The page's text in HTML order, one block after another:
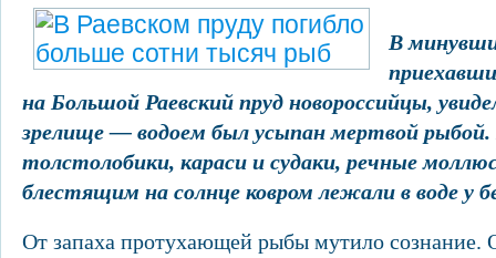
В
на Большой Раевский пруд новороссийцы,
зрелище — водоем был усыпан мертвой
толстолобики, караси и судаки, речные
блестящим на солнце ковром лежали в воде у
От запаха протухающей рыбы мутило сознание.